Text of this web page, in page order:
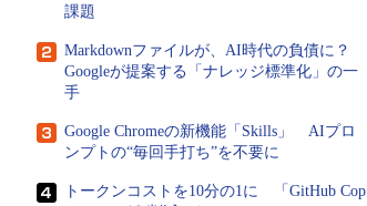
課題
Markdownファイルが、AI時代の負債に？
Googleが提案する「ナレッジ標準化」の一
手
Google Chromeの新機能「Skills」 AIプロ
ンプトの“毎回手打ち”を不要に
トークンコストを10分の1に 「GitHub Cop